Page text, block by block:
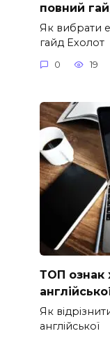
повний
Як вибрати
гайд Ехолот
0 19
ТОП ознак
Як
англійської